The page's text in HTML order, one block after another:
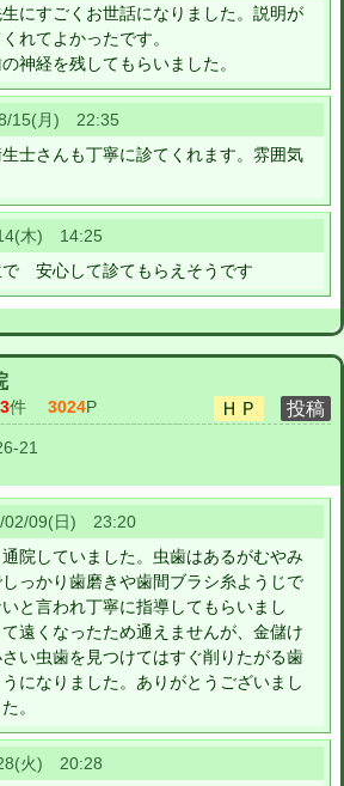
にすごくお世話になりました。説明が
れてよかったです。
神経を残してもらいました。
15(月) 22:35
士さんも丁寧に診てくれます。雰囲気
木) 14:25
安心して診てもらえそうです
3件 3024P
21
09(日) 23:20
院していました。虫歯はあるがむやみ
っかり歯磨きや歯間ブラシ糸ようじで
と言われ丁寧に指導してもらいまし
遠くなったため通えませんが、金儲け
い虫歯を見つけてはすぐ削りたがる歯
になりました。ありがとうございまし
。
火) 20:28